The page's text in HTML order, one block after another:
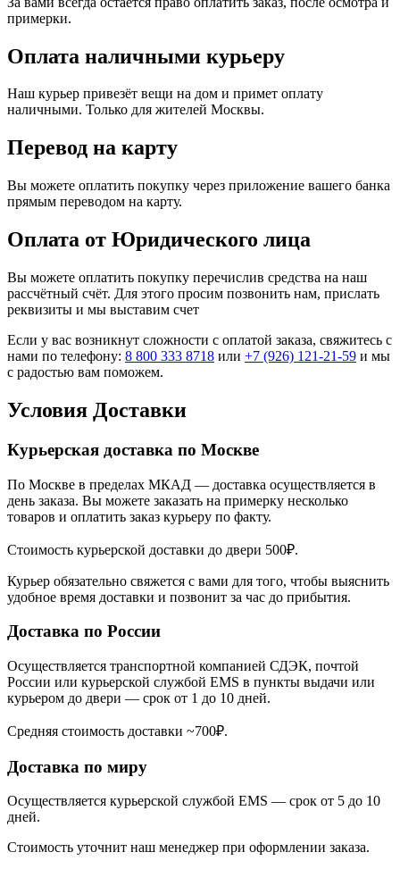
примерки.
Оплата наличными курьеру
Наш курьер привезёт вещи на дом и примет оплату
наличными. Только для жителей Москвы.
Перевод на карту
Вы можете оплатить покупку через приложение вашего банка
прямым переводом на карту.
Оплата от Юридического лица
Вы можете оплатить покупку перечислив средства на наш
рассчётный счёт. Для этого просим позвонить нам, прислать
реквизиты и мы выставим счет
Если у вас возникнут сложности с оплатой заказа, свяжитесь с
нами по телефону: 8 800 333 8718 или +7 (926) 121-21-59 и мы
с радостью вам поможем.
Условия Доставки
Курьерская доставка по Москве
По Москве в пределах МКАД — доставка осуществляется в
день заказа. Вы можете заказать на примерку несколько
товаров и оплатить заказ курьеру по факту.
Стоимость курьерской доставки до двери 500₽.
Курьер обязательно свяжется с вами для того, чтобы выяснить
удобное время доставки и позвонит за час до прибытия.
Доставка по России
Осуществляется транспортной компанией СДЭК, почтой
России или курьерской службой EMS в пункты выдачи или
курьером до двери — срок от 1 до 10 дней.
Средняя стоимость доставки ~700₽.
Доставка по миру
Осуществляется курьерской службой EMS — срок от 5 до 10
дней.
Стоимость уточнит наш менеджер при оформлении заказа.